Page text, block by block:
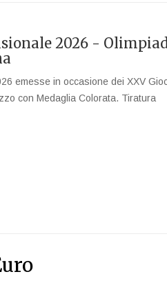
2026 -
emesse in occasione dei XXV
con Medaglia Colorata. Tiratura